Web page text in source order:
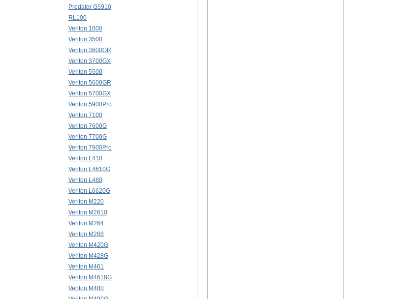
Predator G5910
RL100
Veriton 1000
Veriton 3500
Veriton 3600GR
Veriton 3700GX
Veriton 5500
Veriton 5600GR
Veriton 5700GX
Veriton 5900Pro
Veriton 7100
Veriton 7600G
Veriton 7700G
Veriton 7900Pro
Veriton L410
Veriton L4610G
Veriton L480
Veriton L6620G
Veriton M220
Veriton M2610
Veriton M264
Veriton M288
Veriton M420G
Veriton M428G
Veriton M461
Veriton M4618G
Veriton M480